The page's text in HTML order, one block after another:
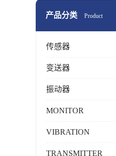
产品分类 Product
传感器
变送器
振动器
MONITOR
VIBRATION
TRANSMITTER